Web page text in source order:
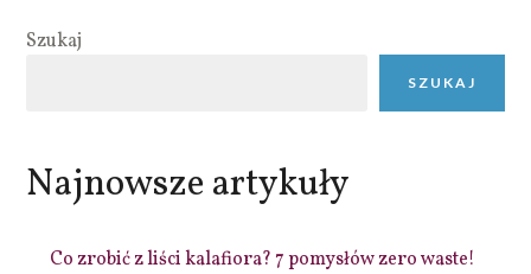
Szukaj
SZUKAJ
Najnowsze artykuły
Co zrobić z liści kalafiora? 7 pomysłów zero waste!